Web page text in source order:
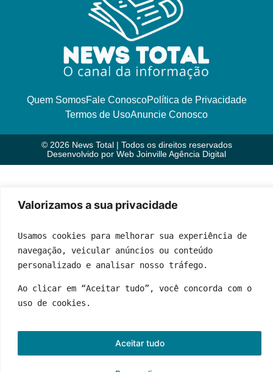
Valorizamos a sua privacidade
Usamos cookies para melhorar sua experiência de
navegação, veicular anúncios ou conteúdo
personalizado e analisar nosso tráfego.
Ao clicar em “Aceitar tudo”, você concorda com o
uso de cookies.
Aceitar tudo
Quem SomosFale ConoscoPolítica de Privacidade
Termos de UsoAnuncie Conosco
© 2026 News Total | Todos os direitos reservados
Desenvolvido por Web Joinville Agência Digital